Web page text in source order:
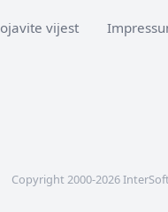
vijest
Copyright 2000-2026